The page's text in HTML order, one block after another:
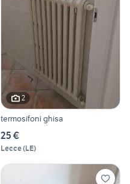
2
termosifoni ghisa
25 €
Lecce(LE)